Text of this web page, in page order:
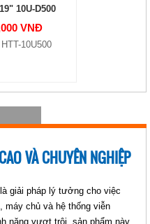
10U-D500
VNĐ
10U500
VÀ CHUYÊN NGHIỆP
là giải pháp lý tưởng cho việc
máy chủ và hệ thống viễn
năng vượt trội, sản phẩm này